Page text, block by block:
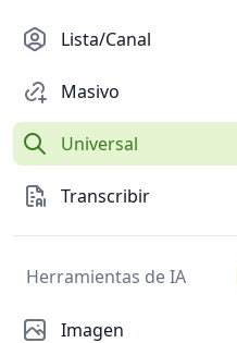
Lista/Canal
Masivo
Universal
Transcribir
Herramientas de IA
Imagen